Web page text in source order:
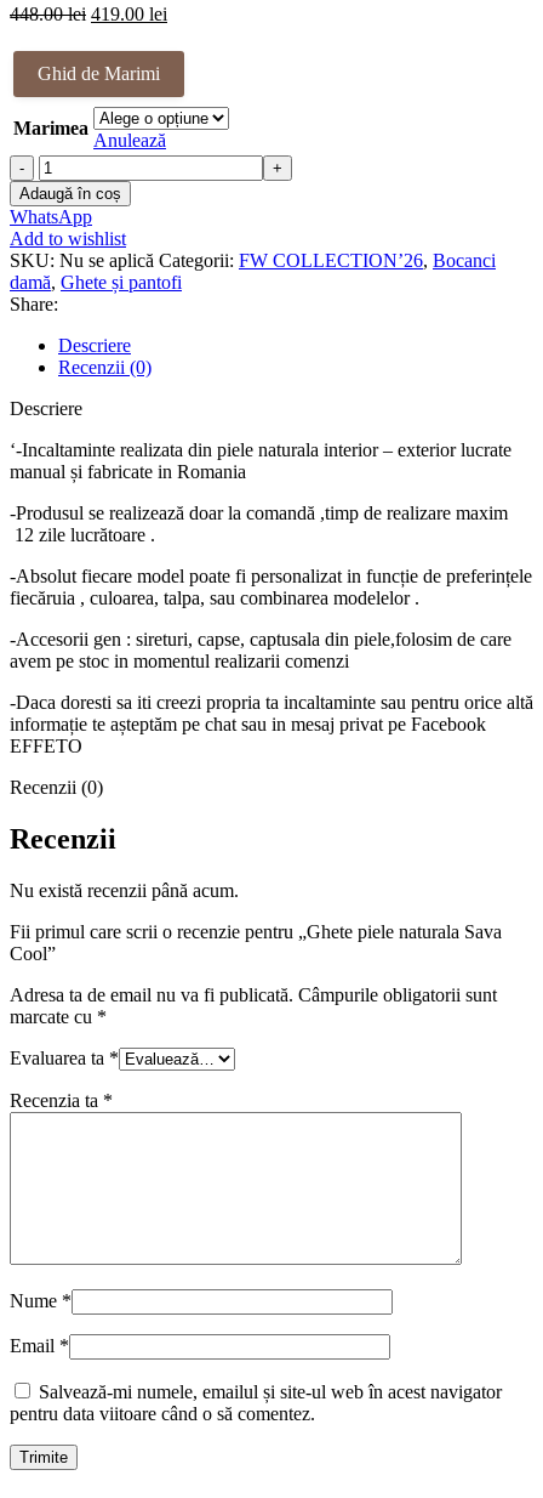
448.00lei Prețul
a
fost:
448.00 lei.
419.00 lei
este:
Ghid de Marimi
Marimea
Anulează
Cantitate
Ghete
piele
naturala
Sava
Cool
Adaugă în coș
WhatsApp
Add to wishlist
SKU: Nu se aplică Categorii: FW COLLECTION’26, Bocanci
damă, Ghete și pantofi
Share:
Descriere
Recenzii (0)
Descriere
‘-Incaltaminte realizata din piele naturala interior – exterior lucrate
manual și fabricate in Romania
-Produsul se realizează doar la comandă ,timp de realizare maxim
12 zile lucrătoare .
-Absolut fiecare model poate fi personalizat in funcție de preferințele
fiecăruia , culoarea, talpa, sau combinarea modelelor .
-Accesorii gen : sireturi, capse, captusala din piele,folosim de care
avem pe stoc in momentul realizarii comenzi
-Daca doresti sa iti creezi propria ta incaltaminte sau pentru orice altă
informație te așteptăm pe chat sau in mesaj privat pe Facebook
EFFETO
Recenzii (0)
Recenzii
Nu există recenzii până acum.
Fii primul care scrii o recenzie pentru „Ghete piele naturala Sava
Cool”
Adresa ta de email nu va fi publicată. Câmpurile obligatorii sunt
marcate cu *
Evaluarea ta *
Recenzia ta *
Nume *
Email *
Salvează-mi numele, emailul și site-ul web în acest navigator
pentru data viitoare când o să comentez.